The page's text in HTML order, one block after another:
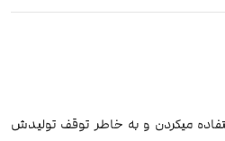
میکردن و به خاطر توقف تولیدش